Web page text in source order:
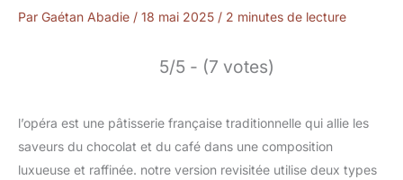
Par Gaétan Abadie / 18 mai 2025 / 2 minutes de lecture
5/5 - (7 votes)
l’opéra est une pâtisserie française traditionnelle qui allie les
saveurs du chocolat et du café dans une composition
luxueuse et raffinée. notre version revisitée utilise deux types